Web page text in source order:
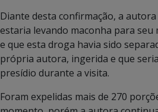
Diante desta confirmação, a
estaria levando maconha para
e que esta droga havia sido
própria autora, ingerida e que
presídio durante a visita.
Foram expelidas mais de 270